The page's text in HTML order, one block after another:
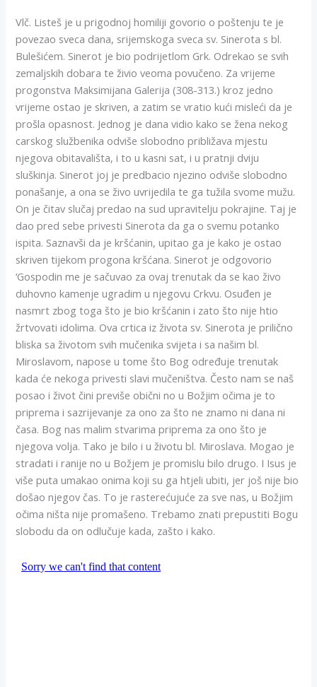
Vlč. Listeš je u prigodnoj homiliji govorio o poštenju te je
povezao sveca dana, srijemskoga sveca sv. Sinerota s bl.
Bulešićem. Sinerot je bio podrijetlom Grk. Odrekao se svih
zemaljskih dobara te živio veoma povučeno. Za vrijeme
progonstva Maksimijana Galerija (308-313.) kroz jedno
vrijeme ostao je skriven, a zatim se vratio kući misleći da je
prošla opasnost. Jednog je dana vidio kako se žena nekog
carskog službenika odviše slobodno približava mjestu
njegova obitavališta, i to u kasni sat, i u pratnji dviju
sluškinja. Sinerot joj je predbacio njezino odviše slobodno
ponašanje, a ona se živo uvrijedila te ga tužila svome mužu.
On je čitav slučaj predao na sud upravitelju pokrajine. Taj je
dao pred sebe privesti Sinerota da ga o svemu potanko
ispita. Saznavši da je kršćanin, upitao ga je kako je ostao
skriven tijekom progona kršćana. Sinerot je odgovorio
‘Gospodin me je sačuvao za ovaj trenutak da se kao živo
duhovno kamenje ugradim u njegovu Crkvu. Osuđen je
nasmrt zbog toga što je bio kršćanin i zato što nije htio
žrtvovati idolima. Ova crtica iz života sv. Sinerota je prilično
bliska sa životom svih mučenika svijeta i sa našim bl.
Miroslavom, napose u tome što Bog određuje trenutak
kada će nekoga privesti slavi mučeništva. Često nam se naš
posao i život čini previše obični no u Božjim očima je to
priprema i sazrijevanje za ono za što ne znamo ni dana ni
časa. Bog nas malim stvarima priprema za ono što je
njegova volja. Tako je bilo i u životu bl. Miroslava. Mogao je
stradati i ranije no u Božjem je promislu bilo drugo. I Isus je
više puta umakao onima koji su ga htjeli ubiti, jer još nije bio
došao njegov čas. To je rasterećujuće za sve nas, u Božjim
očima ništa nije promašeno. Trebamo znati prepustiti Bogu
slobodu da on odlučuje kada, zašto i kako.